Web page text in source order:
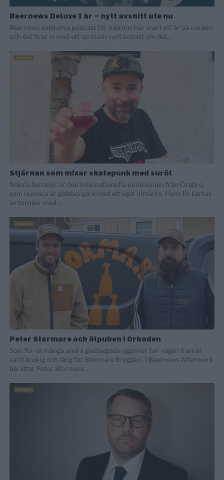
Beernews Deluxe 1 år – nytt avsnitt ute nu
Beernews exklusiva podcast för patrons har snart ett år på nacken,
och det firar vi med ett sprillans nytt avsnitt om det...
Stjärnan som mixar skatepunk med suröl
Nikola Sarcevic är den internationella punkikonen från Örebro,
som numera är göteborgare med ett eget ölmärke. Hans liv kantas
av turnéer med...
Peter Stormare och ölpuben i Orbaden
Som för så många andra glesbygdsbryggerier har vägen framåt
varit krokig och lång för Stormare Bryggeri. I Beernews Afterwork
berättar Peter Stormare...